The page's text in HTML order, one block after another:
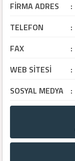
FİRMA ADRES :
TELEFON :
FAX :
WEB SİTESİ :
SOSYAL MEDYA :